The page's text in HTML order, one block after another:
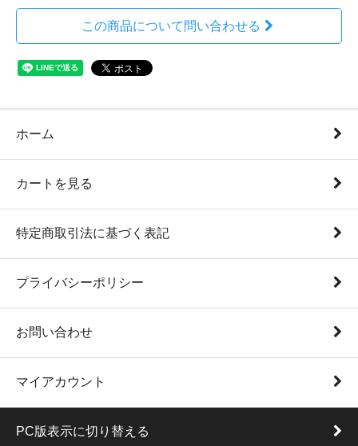
この商品について問い合わせる
ホーム
カートを見る
特定商取引法に基づく表記
プライバシーポリシー
お問い合わせ
マイアカウント
PC版表示に切り替える